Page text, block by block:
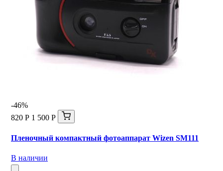
-46%
820 Р 1 500 Р
Пленочный компактный фотоаппарат Wizen SM111
В наличии